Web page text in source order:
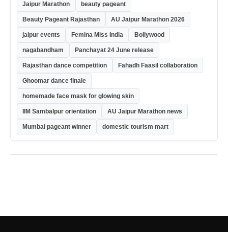
Jaipur Marathon beauty pageant
Beauty Pageant Rajasthan AU Jaipur Marathon 2026
jaipur events Femina Miss India Bollywood
nagabandham Panchayat 24 June release
Rajasthan dance competition Fahadh Faasil collaboration
Ghoomar dance finale
homemade face mask for glowing skin
IIM Sambalpur orientation AU Jaipur Marathon news
Mumbai pageant winner domestic tourism mart